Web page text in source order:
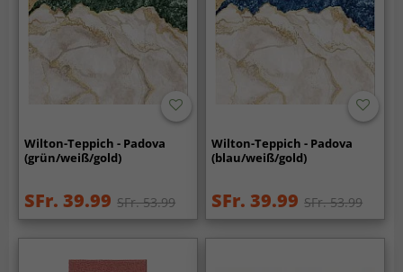
Wilton-Teppich - Padova
(grün/weiß/gold)
SFr. 39.99 SFr. 53.99
Wilton-Teppich - Padova
(blau/weiß/gold)
SFr. 39.99 SFr. 53.99